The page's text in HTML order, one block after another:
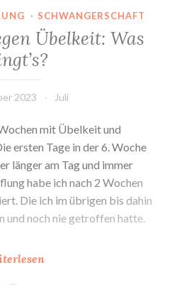
· SCHWANGERSCHAFT
Übelkeit: Was
2023 Juli
mit Übelkeit und
ersten Tage in der 6. Woche
länger am Tag und immer
habe ich nach 2 Wochen
Die ich im übrigen bis dahin
und noch nie getroffen hatte.
Akupunktur